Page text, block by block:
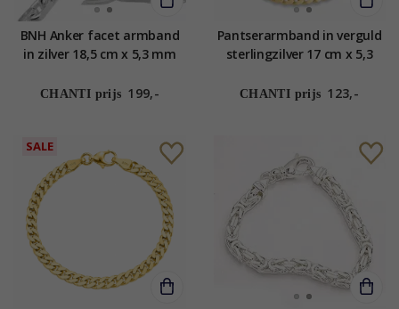
BNH Anker facet armband
in zilver 18,5 cm x 5,3 mm
CHANTI prijs 199,-
Pantserarmband in verguld
sterlingzilver 17 cm x 5,3
CHANTI prijs 123,-
SALE